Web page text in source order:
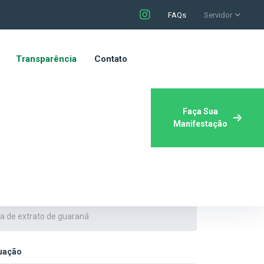
FAQs Servidor
Transparência Contato
Faça Sua
Manifestação